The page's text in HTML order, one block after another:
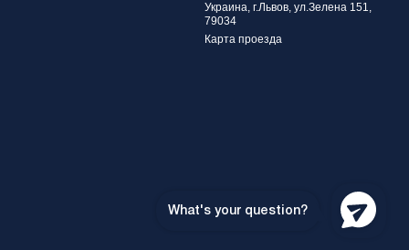
Украина, г.Львов, ул.Зелена 151,
79034
Карта проезда